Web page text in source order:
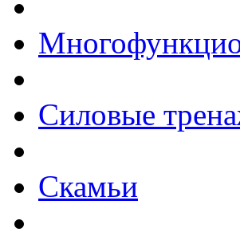
Силовые
Скамьи